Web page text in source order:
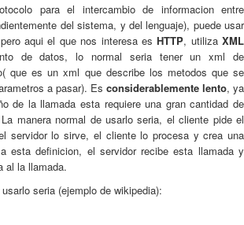
para el intercambio de informacion entre
del sistema, y del lenguaje), puede usar
aqui el que nos interesa esHTTP, utilizaXML
de datos, lo normal seria tener un xml de
que es un xml que describe los metodos que se
a pasar). Es considerablemente lento, ya
de la llamada esta requiere una gran cantidad de
manera normal de usarlo seria, el cliente pide el
servidor lo sirve, el cliente lo procesa y crea una
esta definicion, el servidor recibe esta llamada y
al la llamada.
seria (ejemplo de wikipedia):